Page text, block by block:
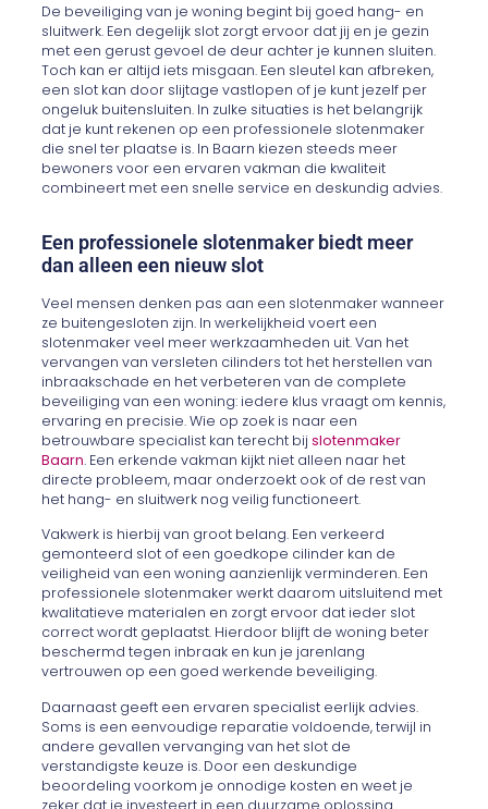
De beveiliging van je woning begint bij goed hang- en
sluitwerk. Een degelijk slot zorgt ervoor dat jij en je gezin
met een gerust gevoel de deur achter je kunnen sluiten.
Toch kan er altijd iets misgaan. Een sleutel kan afbreken,
een slot kan door slijtage vastlopen of je kunt jezelf per
ongeluk buitensluiten. In zulke situaties is het belangrijk
dat je kunt rekenen op een professionele slotenmaker
die snel ter plaatse is. In Baarn kiezen steeds meer
bewoners voor een ervaren vakman die kwaliteit
combineert met een snelle service en deskundig advies.
Een professionele slotenmaker biedt meer
dan alleen een nieuw slot
Veel mensen denken pas aan een slotenmaker wanneer
ze buitengesloten zijn. In werkelijkheid voert een
slotenmaker veel meer werkzaamheden uit. Van het
vervangen van versleten cilinders tot het herstellen van
inbraakschade en het verbeteren van de complete
beveiliging van een woning: iedere klus vraagt om kennis,
ervaring en precisie. Wie op zoek is naar een
betrouwbare specialist kan terecht bijslotenmaker
Baarn. Een erkende vakman kijkt niet alleen naar het
directe probleem, maar onderzoekt ook of de rest van
het hang- en sluitwerk nog veilig functioneert.
Vakwerk is hierbij van groot belang. Een verkeerd
gemonteerd slot of een goedkope cilinder kan de
veiligheid van een woning aanzienlijk verminderen. Een
professionele slotenmaker werkt daarom uitsluitend met
kwalitatieve materialen en zorgt ervoor dat ieder slot
correct wordt geplaatst. Hierdoor blijft de woning beter
beschermd tegen inbraak en kun je jarenlang
vertrouwen op een goed werkende beveiliging.
Daarnaast geeft een ervaren specialist eerlijk advies.
Soms is een eenvoudige reparatie voldoende, terwijl in
andere gevallen vervanging van het slot de
verstandigste keuze is. Door een deskundige
beoordeling voorkom je onnodige kosten en weet je
zeker dat je investeert in een duurzame oplossing.